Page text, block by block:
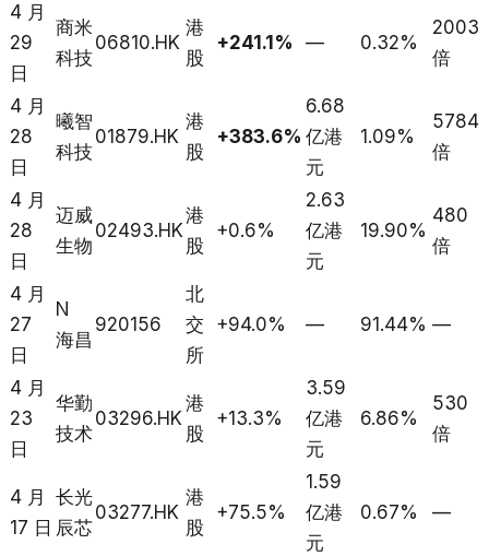
4 月
29
日
商米
科技
06810.HK
港
股
+241.1% — 0.32%
2003
倍
4 月
28
日
曦智
科技
01879.HK
港
股
+383.6%
6.68
亿港
元
1.09%
5784
倍
4 月
28
日
迈威
生物
02493.HK
港
股
+0.6%
2.63
亿港
元
19.90%
480
倍
4 月
27
日
N
海昌
920156
北
交
所
+94.0% — 91.44% —
4 月
23
日
华勤
技术
03296.HK
港
股
+13.3%
3.59
亿港
元
6.86%
530
倍
4 月
17 日
长光
辰芯
03277.HK
港
股
+75.5%
1.59
亿港
元
0.67% —